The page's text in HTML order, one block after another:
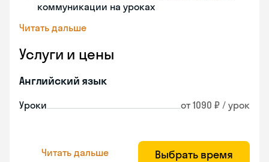
коммуникации на уроках
Читать дальше
Услуги и цены
Английский язык
Уроки от 1090 ₽ / урок
Читать дальше Выбрать время